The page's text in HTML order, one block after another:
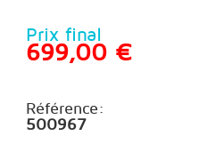
Prix final
699,00 €
Référence:
500967